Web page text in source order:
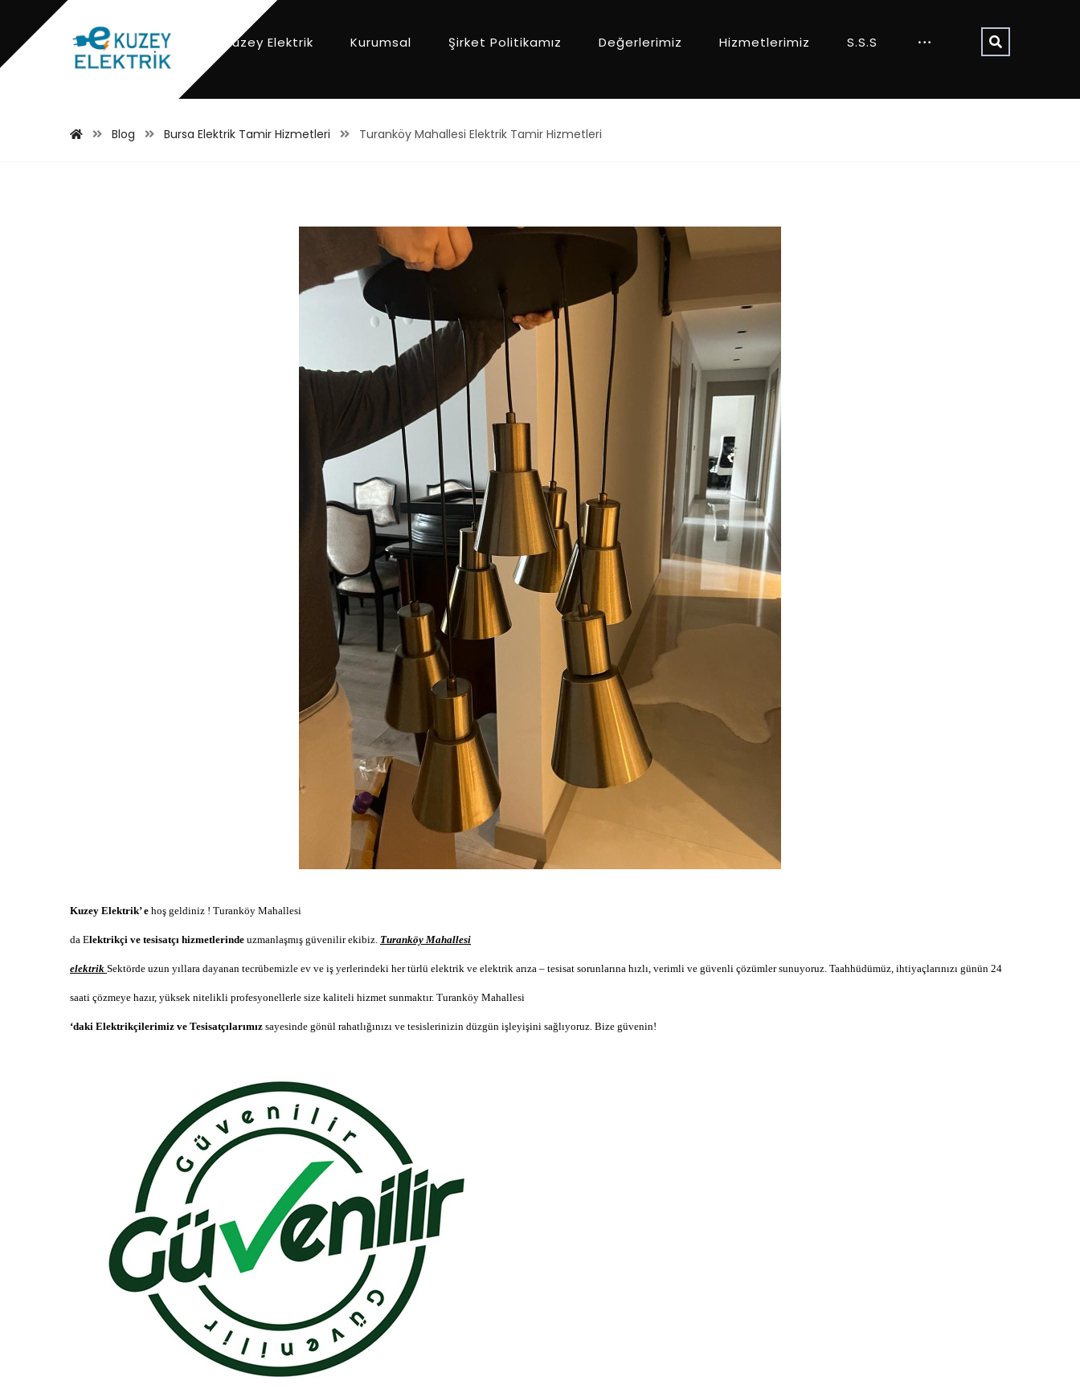
Kuzey Elektrik Kurumsal Şirket Politikamız Değerlerimiz Hizmetlerimiz S.S.S
Blog Bursa Elektrik Tamir Hizmetleri Turanköy Mahallesi Elektrik Tamir Hizmetleri
Kuzey Elektrik’ e hoş geldiniz ! Turanköy Mahallesi
da Elektrikçi ve tesisatçı hizmetlerinde uzmanlaşmış güvenilir ekibiz. Turanköy Mahallesi
elektrik Sektörde uzun yıllara dayanan tecrübemizle ev ve iş yerlerindeki her türlü elektrik ve elektrik arıza – tesisat sorunlarına hızlı, verimli ve güvenli çözümler sunuyoruz. Taahhüdümüz, ihtiyaçlarınızı günün 24
saati çözmeye hazır, yüksek nitelikli profesyonellerle size kaliteli hizmet sunmaktır. Turanköy Mahallesi
‘daki Elektrikçilerimiz ve Tesisatçılarımız sayesinde gönül rahatlığınızı ve tesislerinizin düzgün işleyişini sağlıyoruz. Bize güvenin!